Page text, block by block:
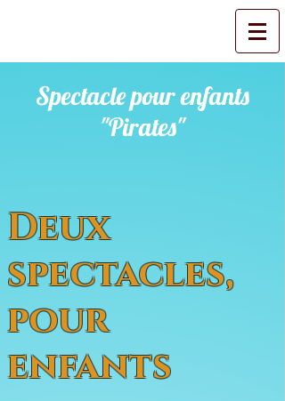
Spectacle pour enfants
"Pirates"
Deux
spectacles,
pour
enfants